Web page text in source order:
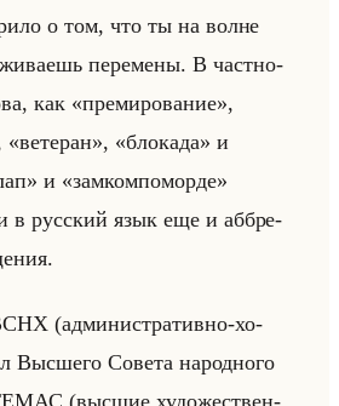
о том, что ты на волне
пе­ре­ме­ны. В част­но­
как «премирование»,
«блокада» и
и «замкомпоморде»
в рус­ский язык еще и аб­бре­
(ад­ми­ни­стра­тив­но-хо­
Выс­ше­го Со­ве­та на­род­но­го
(выс­шие ху­до­же­ствен­